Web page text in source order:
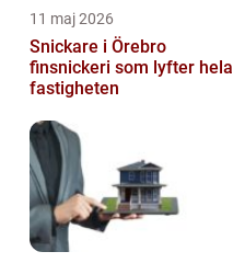
11 maj 2026
Snickare i Örebro
finsnickeri som lyfter hela
fastigheten